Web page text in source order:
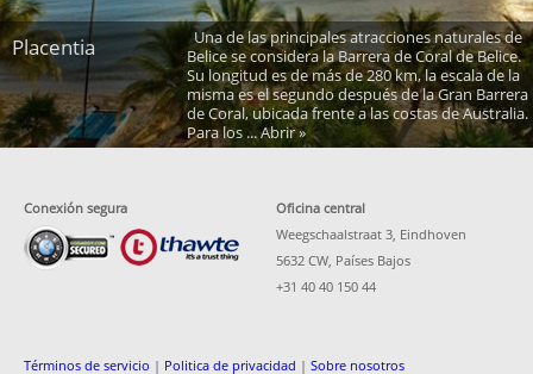
Placentia
Una de las principales atracciones naturales de
Belice se considera la Barrera de Coral de Belice.
Su longitud es de más de 280 km, la escala de la
misma es el segundo después de la Gran Barrera
de Coral, ubicada frente a las costas de Australia.
Para los ... Abrir »
Conexión segura
Oficina central
Weegschaalstraat 3, Eindhoven
5632 CW, Países Bajos
+31 40 40 150 44
Términos de servicio | Politica de privacidad | Sobre nosotros